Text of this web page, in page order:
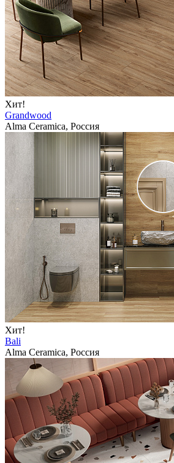
Хит!
Grandwood
Alma Ceramica, Россия
Хит!
Bali
Alma Ceramica, Россия